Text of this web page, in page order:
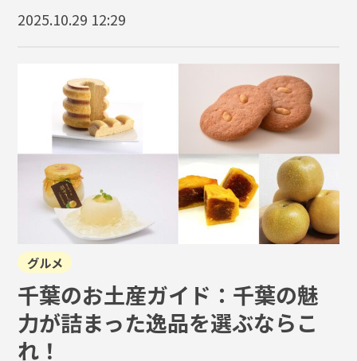
2025.10.29 12:29
グルメ
千葉のお土産ガイド：千葉の魅
力が詰まった逸品を選ぶならこ
れ！